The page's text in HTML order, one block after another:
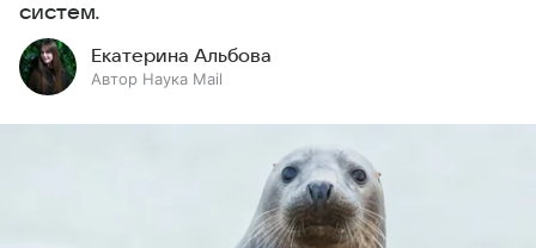
систем.
Екатерина Альбова
Автор Наука Mail